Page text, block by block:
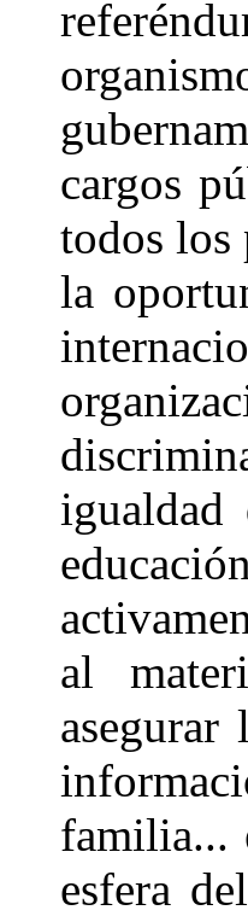
cargos
todos los
la
al
familia...
esfera